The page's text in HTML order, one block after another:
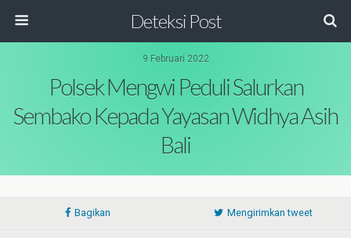
Deteksi Post
9 Februari 2022
Polsek Mengwi Peduli Salurkan
Sembako Kepada Yayasan Widhya Asih
Bali
Bagikan Mengirimkan tweet